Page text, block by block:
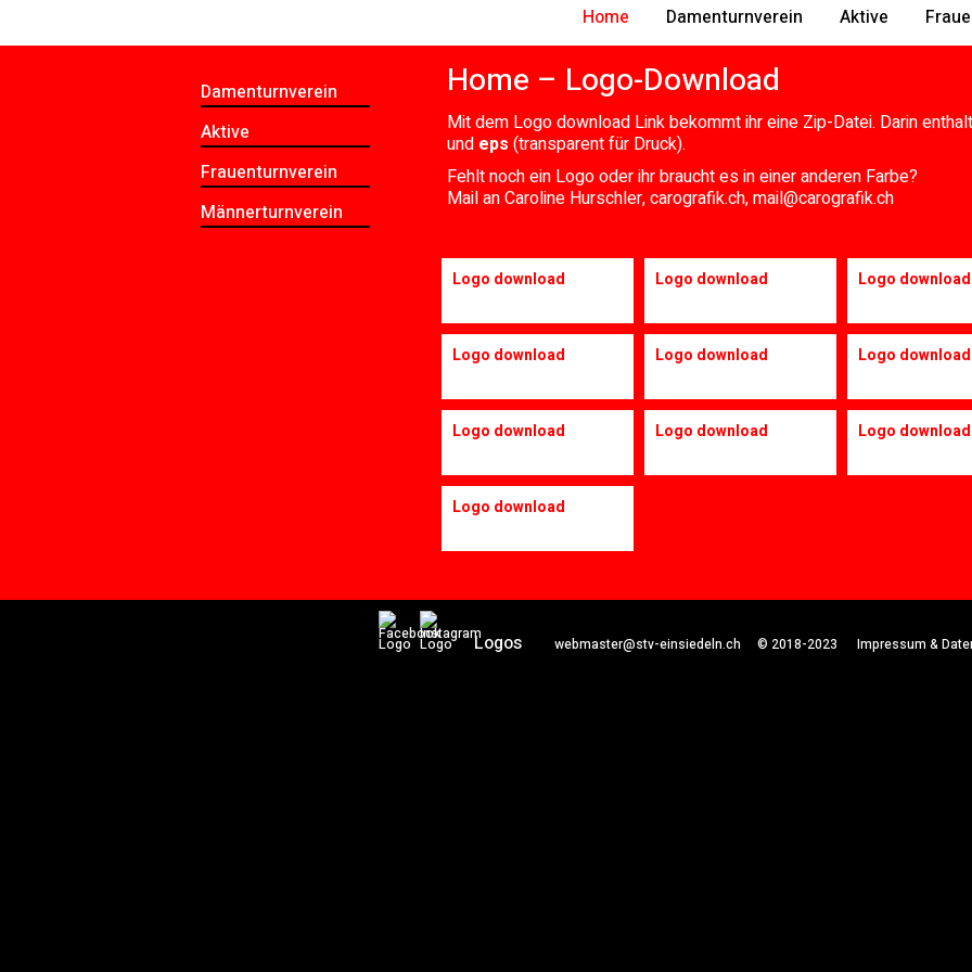
Home Damenturnverein Aktive
Damenturnverein
Aktive
Frauenturnverein
Männerturnverein
Home – Logo-Download
Mit dem Logo download Link bekommt ihr eine Zip-Datei. Darin
und eps (transparent für Druck).
Fehlt noch ein Logo oder ihr braucht es in einer anderen Farbe?
Mail an Caroline Hurschler,carografik.ch,mail@carografik.ch
Logo download Logo download Logo download
Logo download Logo download Logo download
Logo download Logo download Logo download
Logo download
Logos webmaster@stv-einsiedeln.ch © 2018-2023 Impressum &